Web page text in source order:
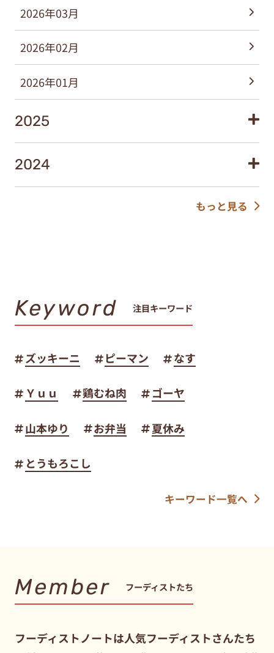
2026年03月
2026年02月
2026年01月
2025
2024
もっと見る
Keyword 注目キーワード
ズッキーニ ピーマン なす
Ｙｕｕ 鶏むね肉 ゴーヤ
山本ゆり お弁当 夏休み
とうもろこし
キーワード一覧へ
Member フーディストたち
フーディストノートは人気フーディストさんたち